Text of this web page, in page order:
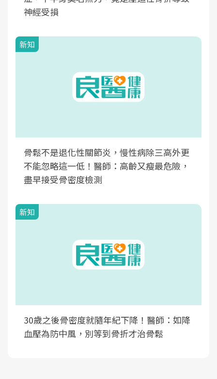
神經受損
新知
骨鬆不是退化性關節炎，慢性病除三高外更
不能忽略這一低！醫師：高齡又瘦最危險，
盡早接受骨密度檢測
新知
30歲之後骨密度就隨年紀下降！醫師：如降
血壓為防中風，別等到骨折才治骨鬆